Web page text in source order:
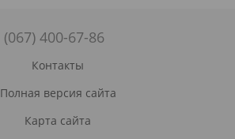
(067) 400-67-86
Контакты
Полная версия сайта
Карта сайта